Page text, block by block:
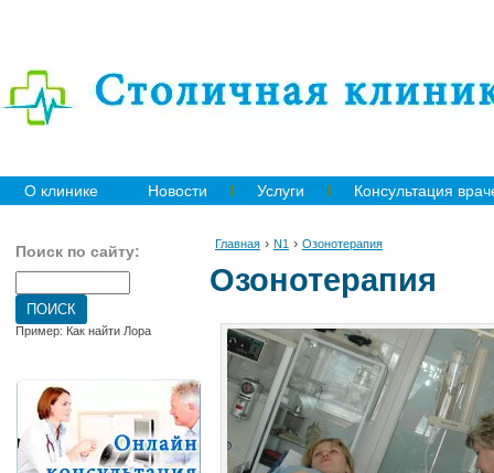
О клинике Новости Услуги Консультация
Поиск по сайту:
Пример: Как найти Лора
Главная › N1 › Озонотерапия
Озонотерапия